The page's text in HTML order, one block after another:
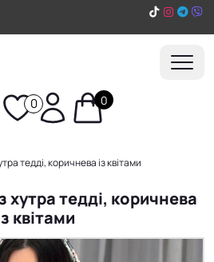
0 0
тедді, коричнева із квітами
хутра тедді, коричнева
квітами